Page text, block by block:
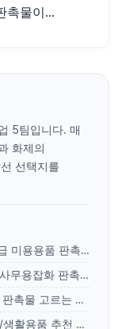
촉물이...
5팀입니다. 매
화제의
선택지를
기업 VIP 고객 선물로 좋은 고급 미용용품 판촉물 리스트
직원 만족도 높이는 실용적인 사무용잡화 판촉물 리스트
우리 매장에 딱 맞는 업소용품 판촉물 고르는 노하우
기업 판촉물로 인기 있는 가정/생활용품 추천 리스트